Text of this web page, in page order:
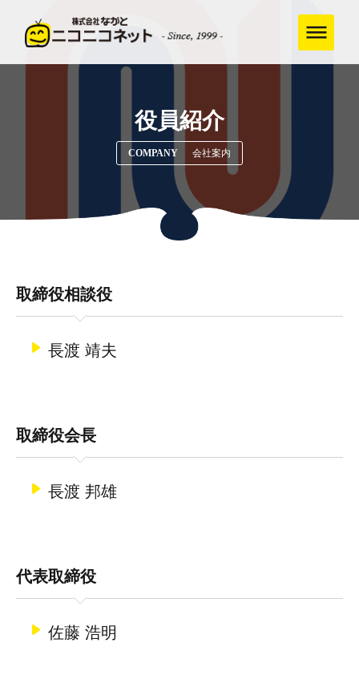
役員紹介
COMPANY 会社案内
取締役相談役
長渡 靖夫
取締役会長
長渡 邦雄
代表取締役
佐藤 浩明